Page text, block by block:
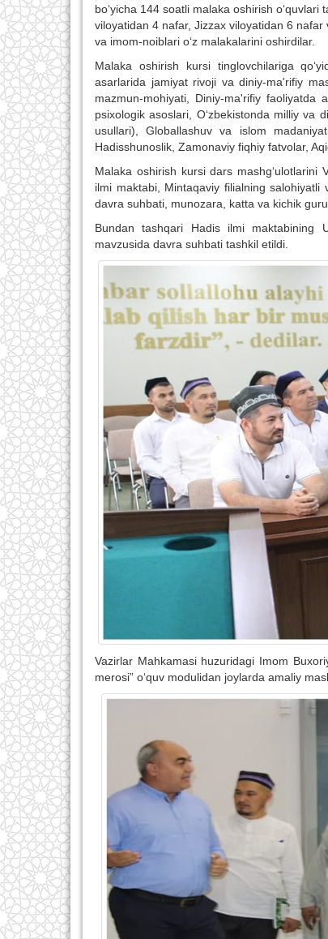
bo‘yicha 144 soatli malaka oshirish
viloyatidan 4 nafar, Jizzax viloyatidan 6
va imom-noiblari o‘z malakalarini oshirdilar.
Malaka oshirish kursi tinglovchilariga
asarlarida jamiyat rivoji va diniy-ma'rifiy
mazmun-mohiyati, Diniy-ma'rifiy faoliyatda
psixologik asoslari, O‘zbekistonda milliy va
usullari), Globallashuv va islom
Hadisshunoslik, Zamonaviy fiqhiy fatvolar,
Malaka oshirish kursi dars
ilmi maktabi, Mintaqaviy filialning salohiyatli
davra suhbati, munozara, katta va kichik
Bundan tashqari Hadis ilmi maktabining
mavzusida davra suhbati tashkil etildi.
Vazirlar Mahkamasi huzuridagi Imom
merosi” o‘quv modulidan joylarda amaliy